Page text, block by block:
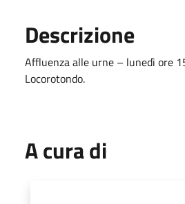
Descrizione
Affluenza alle urne – lunedì ore
Locorotondo.
A cura di